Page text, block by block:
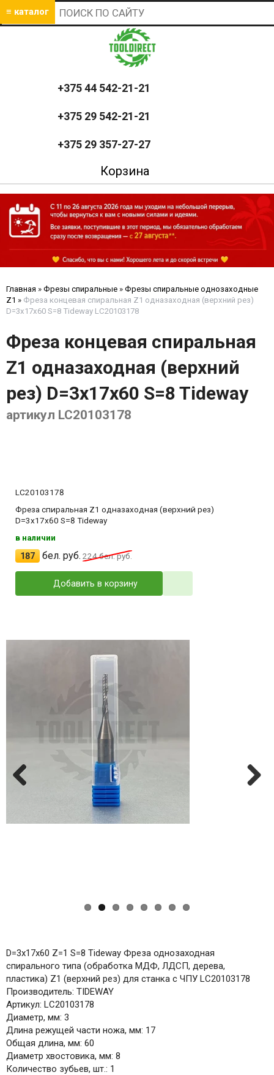
≡ каталог
+375 44 542-21-21
+375 29 542-21-21
+375 29 357-27-27
Корзина
Главная » Фрезы спиральные » Фрезы спиральные однозаходные
Z1 » Фреза концевая спиральная Z1 одназаходная (верхний рез)
D=3x17x60 S=8 Tideway LC20103178
Фреза концевая спиральная
Z1 одназаходная (верхний
рез) D=3x17x60 S=8 Tideway
артикул LC20103178
LC20103178
Фреза спиральная Z1 одназаходная (верхний рез)
D=3x17x60 S=8 Tideway
в наличии
187 бел. руб. 224бел. руб.
Добавить в корзину
D=3x17x60 Z=1 S=8 Tideway Фреза однозаходная
спирального типа (обработка МДФ, ЛДСП, дерева,
пластика) Z1 (верхний рез) для станка с ЧПУ LC20103178
Производитель: TIDEWAY
Артикул: LC20103178
Диаметр, мм: 3
Длина режущей части ножа, мм: 17
Общая длина, мм: 60
Диаметр хвостовика, мм: 8
Количество зубьев, шт.: 1